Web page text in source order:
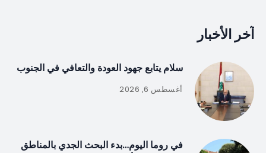
آخر الأخبار
سلام يتابع جهود العودة والتعافي في الجنوب
أغسطس 6, 2026
في روما اليوم…بدء البحث الجدي بالمناطق